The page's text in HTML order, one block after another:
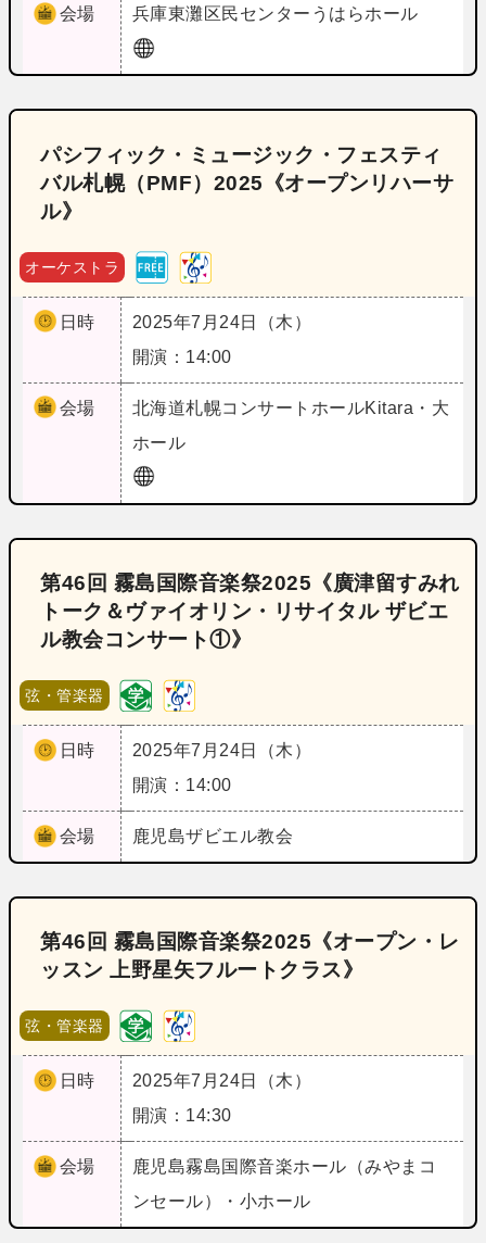
会場 兵庫東灘区民センターうはらホール
パシフィック・ミュージック・フェスティ
バル札幌（PMF）2025《オープンリハーサ
ル》
オーケストラ
日時
2025年7月24日（木）
開演：14:00
会場 北海道札幌コンサートホールKitara・大
ホール
第46回 霧島国際音楽祭2025《廣津留すみれ
トーク＆ヴァイオリン・リサイタル ザビエ
ル教会コンサート①》
弦・管楽器
日時
2025年7月24日（木）
開演：14:00
会場 鹿児島ザビエル教会
第46回 霧島国際音楽祭2025《オープン・レ
ッスン 上野星矢フルートクラス》
弦・管楽器
日時
2025年7月24日（木）
開演：14:30
会場 鹿児島霧島国際音楽ホール（みやまコ
ンセール）・小ホール